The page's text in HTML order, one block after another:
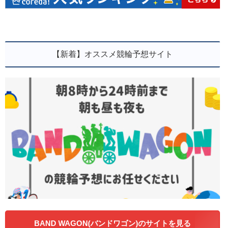
【新着】オススメ競輪予想サイト
BAND WAGON(バンドワゴン)のサイトを見る